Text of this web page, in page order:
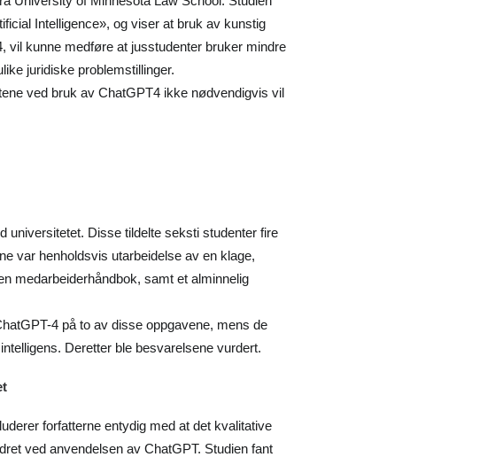
Intelligence», og viser at bruk av kunstig
vil kunne medføre at jusstudenter bruker mindre
juridiske problemstillinger.
ved bruk av ChatGPT4 ikke nødvendigvis vil
universitetet. Disse tildelte seksti studenter fire
var henholdsvis utarbeidelse av en klage,
medarbeiderhåndbok, samt et alminnelig
4 på to av disse oppgavene, mens de
Deretter ble besvarelsene vurdert.
forfatterne entydig med at det kvalitative
ved anvendelsen av ChatGPT. Studien fant